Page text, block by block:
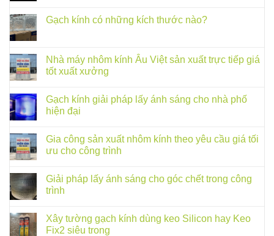
Gạch kính có những kích thước nào?
Nhà máy nhôm kính Âu Việt sản xuất trực tiếp giá
tốt xuất xưởng
Gạch kính giải pháp lấy ánh sáng cho nhà phố
hiện đại
Gia công sản xuất nhôm kính theo yêu cầu giá tối
ưu cho công trình
Giải pháp lấy ánh sáng cho góc chết trong công
trình
Xây tường gạch kính dùng keo Silicon hay Keo
Fix2 siêu trong